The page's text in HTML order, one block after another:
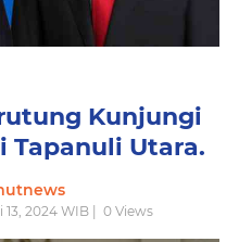
Kunjungi
Tapanuli Utara.
2024 WIB | 0Views